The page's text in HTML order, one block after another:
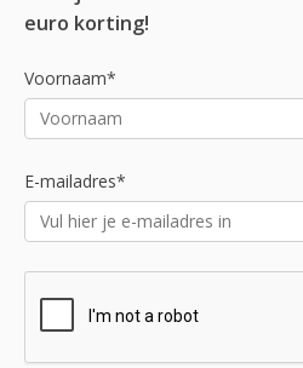
euro korting!
Voornaam*
E-mailadres*